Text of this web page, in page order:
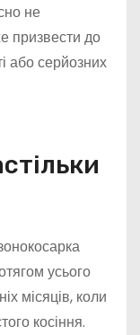
не
призвести до
або серйозних
усього
місяців, коли
косіння.